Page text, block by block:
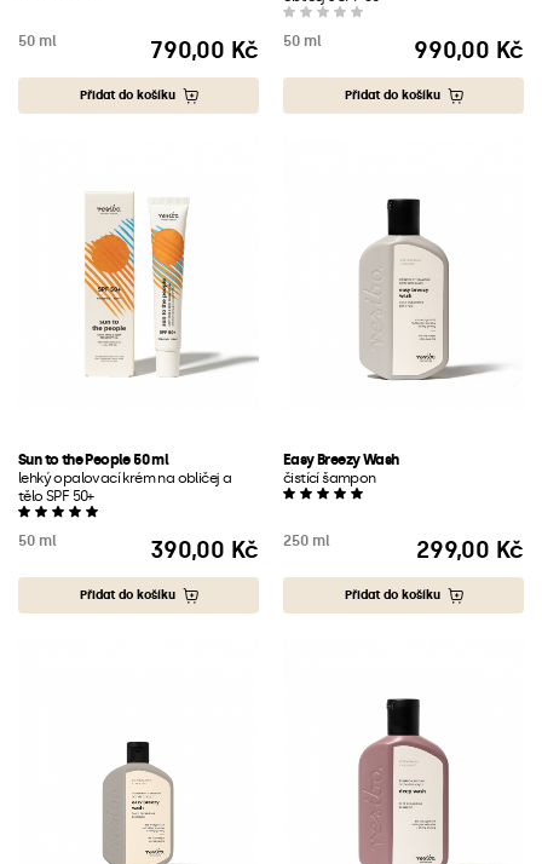
50 ml
Cena
790,00 Kč
Přidat do košíku
50 ml
Cena
990,00 Kč
Přidat do košíku
Sun to the People 50 ml
lehký opalovací krém na obličej a
tělo SPF 50+
50 ml
Cena
390,00 Kč
Přidat do košíku
Easy Breezy Wash
čistící šampon
250 ml
Cena
299,00 Kč
Přidat do košíku